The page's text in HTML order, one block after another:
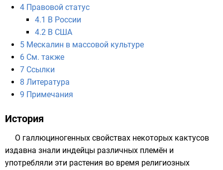
4 Правовой статус
4.1 В России
4.2 В США
5 Мескалин в массовой культуре
6 См. также
7 Ссылки
8 Литература
9 Примечания
История
О галлюциногенных свойствах некоторых кактусов
издавна знали индейцы различных племён и
употребляли эти растения во время религиозных